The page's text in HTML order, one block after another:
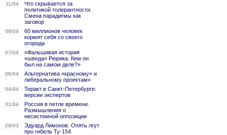
11/04
Что скрывается за
политикой толерантности.
Смена парадигмы как
заговор
08/04
60 миллионов человек
кормят себя со своего
огорода
07/04
«Фальшивая история
«шведа» Рюрика. Кем он
был на самом деле?»
06/04
Альтернатива «красному» и
либеральному проектам»
04/04
Теракт в Санкт-Петербурге:
версии экспертов
01/04
Россия в петле времени.
Размышления о
несистемной оппозиции
29/03
Эдуард Лимонов. Опять лгут
про гибель Ту-154